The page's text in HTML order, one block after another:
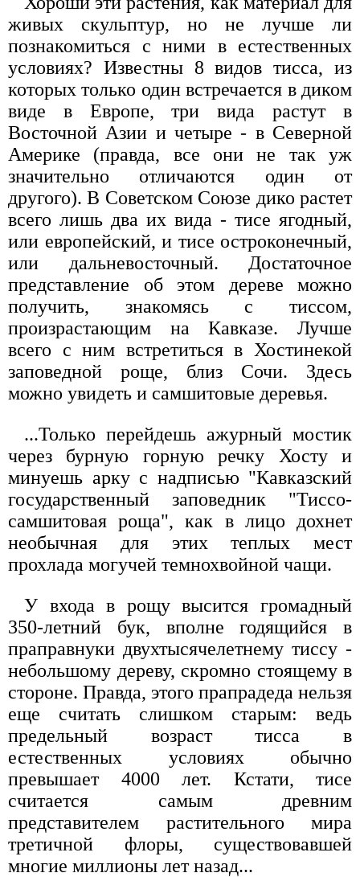
живых скульптур, но не лучше ли
познакомиться с ними в естественных
условиях? Известны 8 видов тисса, из
которых только один встречается в диком
виде в Европе, три вида растут в
Восточной Азии и четыре - в Северной
Америке (правда, все они не так уж
значительно отличаются один от
другого). В Советском Союзе дико растет
всего лишь два их вида - тисе ягодный,
или европейский, и тисе остроконечный,
или дальневосточный. Достаточное
представление об этом дереве можно
получить, знакомясь с тиссом,
произрастающим на Кавказе. Лучше
всего с ним встретиться в Хостинекой
заповедной роще, близ Сочи. Здесь
можно увидеть и самшитовые деревья.
...Только перейдешь ажурный мостик
через бурную горную речку Хосту и
минуешь арку с надписью "Кавказский
государственный заповедник "Тиссо-
самшитовая роща", как в лицо дохнет
необычная для этих теплых мест
прохлада могучей темнохвойной чащи.
У входа в рощу высится громадный
350-летний бук, вполне годящийся в
праправнуки двухтысячелетнему тиссу -
небольшому дереву, скромно стоящему в
стороне. Правда, этого прапрадеда нельзя
еще считать слишком старым: ведь
предельный возраст тисса в
естественных условиях обычно
превышает 4000 лет. Кстати, тисе
считается самым древним
представителем растительного мира
третичной флоры, существовавшей
многие миллионы лет назад...